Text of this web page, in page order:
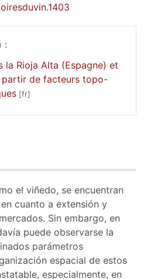
:
la Rioja Alta (Espagne) et
partir de facteurs topo-
el viñedo, se encuentran
cuanto a extensión y
Sin embargo, en
puede observarse la
parámetros
espacial de estos
especialmente, en